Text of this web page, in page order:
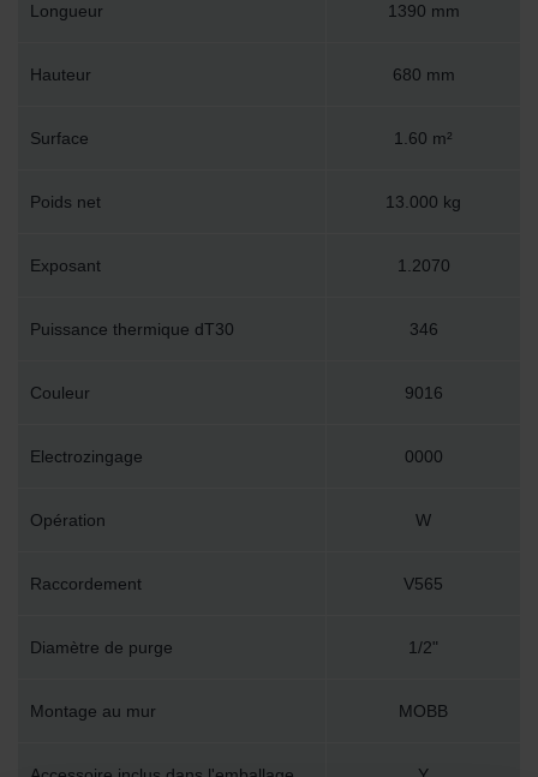
Longueur 1390 mm
Hauteur 680 mm
Surface 1.60 m²
Poids net 13.000 kg
Exposant 1.2070
Puissance thermique dT30 346
Couleur 9016
Electrozingage 0000
Opération W
Raccordement V565
Diamètre de purge 1/2"
Montage au mur MOBB